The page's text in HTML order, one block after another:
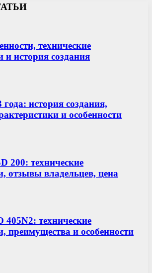
технические
и история создания
история создания,
и особенности
200: технические
отзывы владельцев, цена
405N2: технические
преимущества и особенности